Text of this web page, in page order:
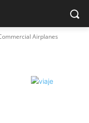
Airplanes